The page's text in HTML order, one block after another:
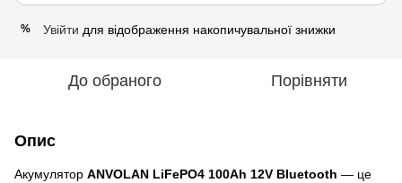
% Увійти для відображення накопичувальної знижки
До обраного Порівняти
Опис
Акумулятор ANVOLAN LiFePO4 100Ah 12V Bluetooth — це